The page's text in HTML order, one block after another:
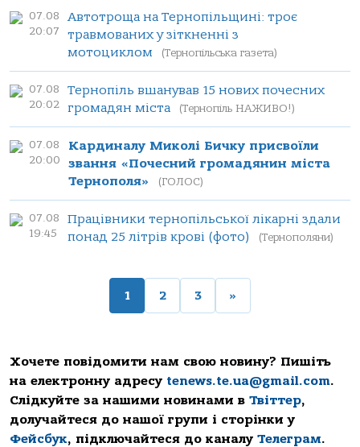
07.08
20:07
Автотроща на Тернопільщині: троє
травмованих у зіткненні з
мотоциклом
(Тернопільська газета)
07.08
20:02
Тернопіль вшанував 15 нових почесних
громадян міста
(Тернопіль НАЖИВО!)
07.08
20:00
Кардиналу Миколі Бичку присвоїли
звання «Почесний громадянин міста
Тернополя»
(ГОЛОС)
07.08
19:45
Працівники тернопільської лікарні здали
понад 25 літрів крові (фото)
(Тернополяни)
1 2 3 »
Хочете повідомити нам свою новину? Пишіть
на електронну адресу tenews.te.ua@gmail.com.
Слідкуйте за нашими новинами в Твіттер,
долучайтеся до нашої групи і сторінки у
Фейсбук, підключайтеся до каналу Телеграм.